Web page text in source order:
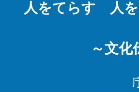
人をてらす 人
～文化